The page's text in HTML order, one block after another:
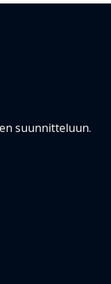
suunnitteluun.